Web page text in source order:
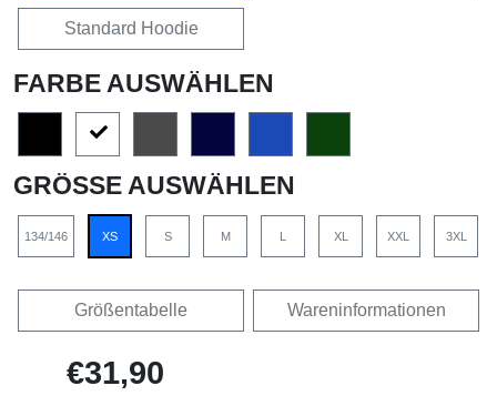
Standard Hoodie
FARBE AUSWÄHLEN
GRÖSSE AUSWÄHLEN
134/146 XS S M L XL XXL 3XL
Größentabelle Wareninformationen
€31,90